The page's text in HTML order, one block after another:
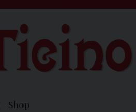
Shop